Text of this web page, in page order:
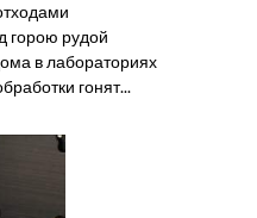
горою рудой
в лабораториях
гонят...